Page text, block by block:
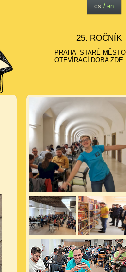
25. ROČNÍK
PRAHA–STARÉ MĚSTO
OTEVÍRACÍ DOBA ZDE
cs / en